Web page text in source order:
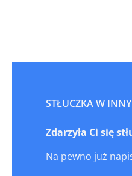
STŁUCZKA W
Zdarzyła Ci się
Na pewno już